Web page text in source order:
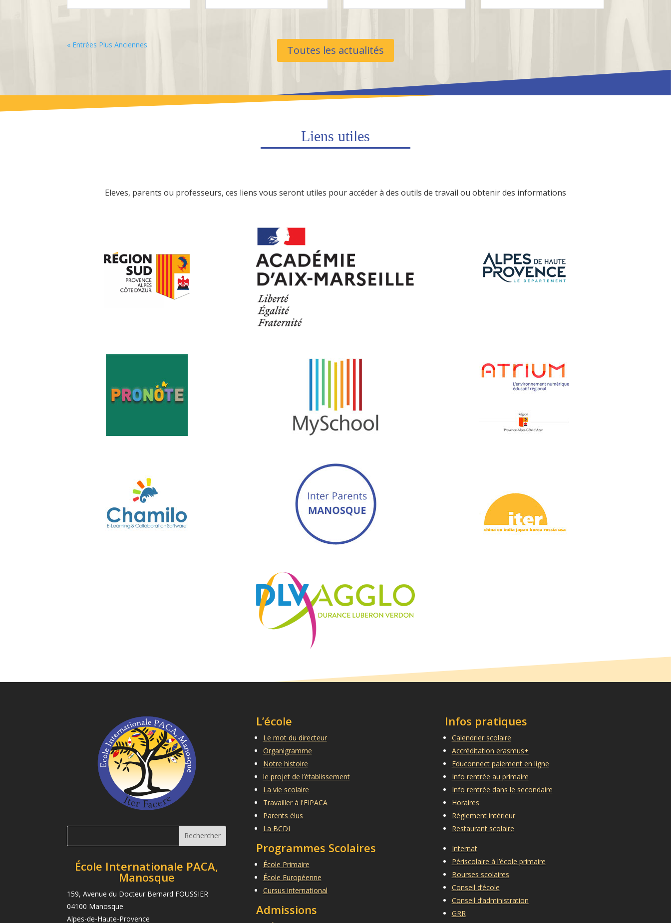
« Entrées Plus Anciennes Toutes les actualités
Liens utiles
Eleves, parents ou professeurs, ces liens vous seront utiles pour accéder à des outils de travail ou obtenir des informations
École Internationale PACA,
Manosque
159, Avenue du Docteur Bernard FOUSSIER
04100 Manosque
Alpes-de-Haute-Provence
L’école
Le mot du directeur
Organigramme
Notre histoire
le projet de l’établissement
La vie scolaire
Travailler à l'EIPACA
Parents élus
La BCDI
Programmes Scolaires
École Primaire
École Européenne
Cursus international
Admissions
Infos pratiques
Calendrier scolaire
Accréditation erasmus+
Educonnect paiement en ligne
Info rentrée au primaire
Info rentrée dans le secondaire
Horaires
Règlement intérieur
Restaurant scolaire
Internat
Périscolaire à l’école primaire
Bourses scolaires
Conseil d’école
Conseil d’administration
GRR